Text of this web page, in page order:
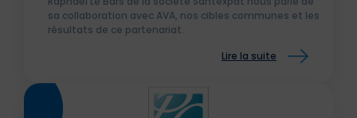
sa collaboration avec AVA, nos cibles communes et les
résultats de ce partenariat.
Lire la suite